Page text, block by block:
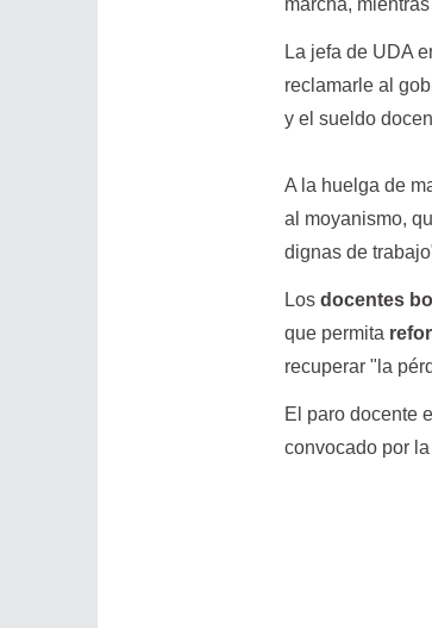
La jefa de UDA
reclamarle al
y el sueldo
A la huelga de
al moyanismo,
dignas de
Losdocentes
que permita
recuperar "la
El paro docente
convocado por la